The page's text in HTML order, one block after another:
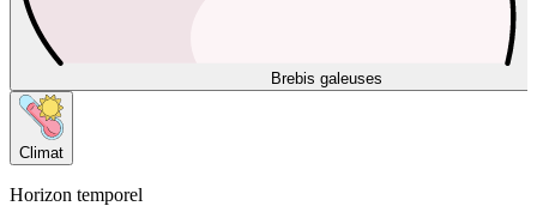
Brebis galeuses
Climat
Horizon temporel